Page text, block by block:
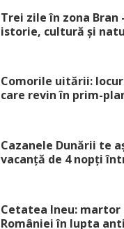
Trei zile în zona Bran
istorie, cultură și
Comorile uitării:
care revin în prim-
Cazanele Dunării te
vacanță de 4 nopți
Cetatea Ineu:
României în lupta